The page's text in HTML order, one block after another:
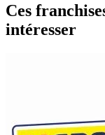
Ces
intéresser